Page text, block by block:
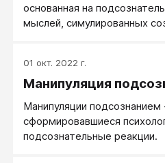
основанная на
мыслей, симулированных
01 окт. 2022 г.
Манипуляция
Манипуляции подсознанием
сформировавшиеся
подсознательные реакции.